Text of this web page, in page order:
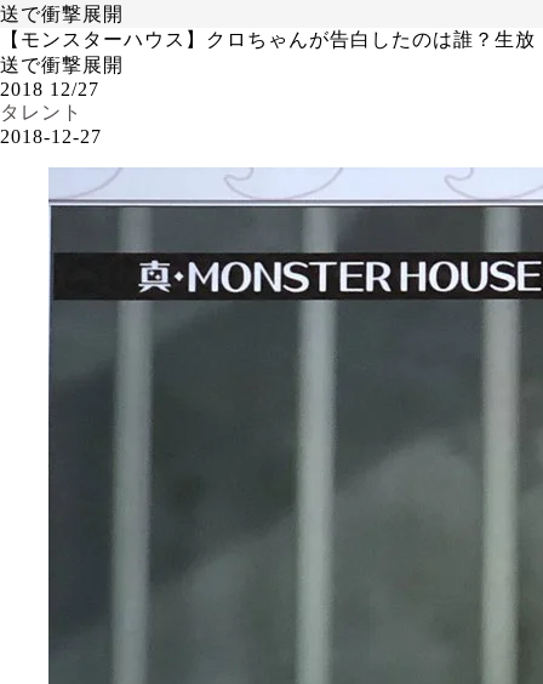
送で衝撃展開
【モンスターハウス】クロちゃんが告白したのは誰？生放
送で衝撃展開
2018 12/27
タレント
2018-12-27